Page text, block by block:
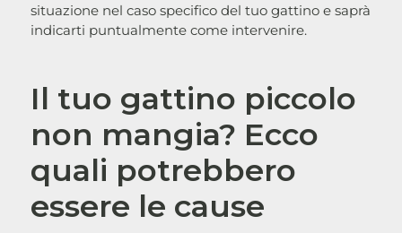
situazione nel caso specifico del tuo gattino e saprà
indicarti puntualmente come intervenire.
Il tuo gattino piccolo
non mangia? Ecco
quali potrebbero
essere le cause